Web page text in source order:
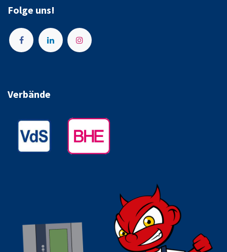
Folge uns!
Verbände